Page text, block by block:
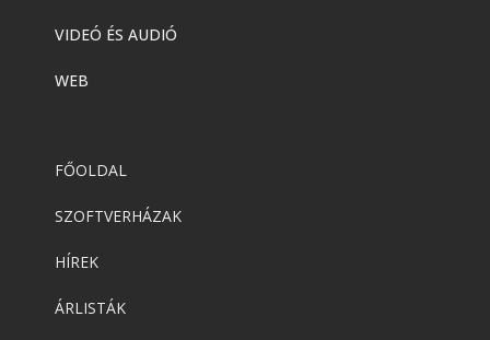
VIDEÓ ÉS AUDIÓ
WEB
FŐOLDAL
SZOFTVERHÁZAK
HÍREK
ÁRLISTÁK